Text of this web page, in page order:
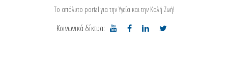
Το απόλυτο portal για την Υγεία και την Καλή Ζωή!
Κοινωνικά δίκτυα: